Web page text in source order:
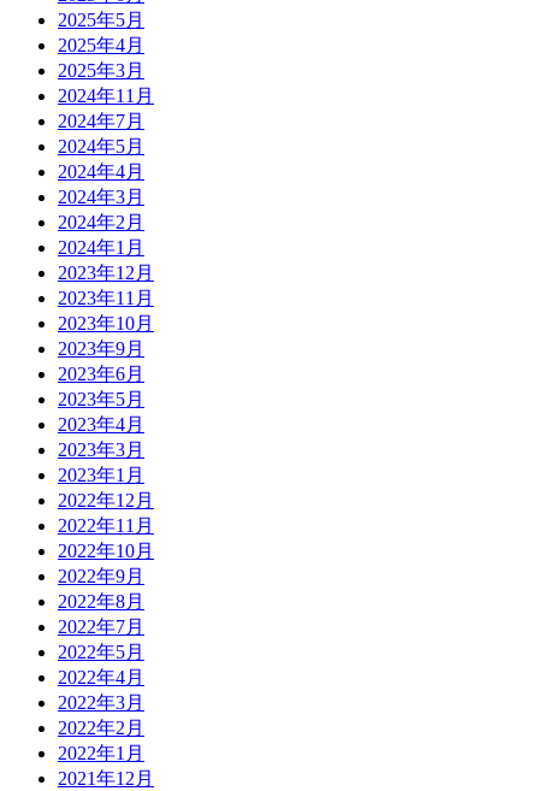
2025年5月
2025年4月
2025年3月
2024年11月
2024年7月
2024年5月
2024年4月
2024年3月
2024年2月
2024年1月
2023年12月
2023年11月
2023年10月
2023年9月
2023年6月
2023年5月
2023年4月
2023年3月
2023年1月
2022年12月
2022年11月
2022年10月
2022年9月
2022年8月
2022年7月
2022年5月
2022年4月
2022年3月
2022年2月
2022年1月
2021年12月